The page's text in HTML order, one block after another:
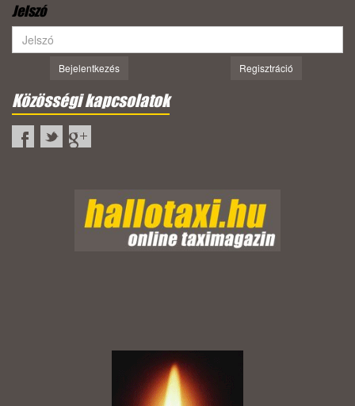
Jelszó
Bejelentkezés Regisztráció
Közösségi kapcsolatok